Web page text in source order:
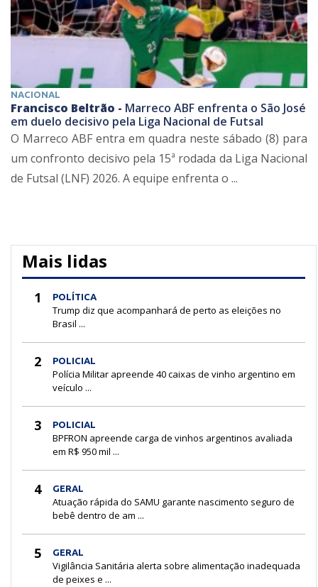
NACIONAL
Francisco Beltrão - Marreco ABF enfrenta o São José
em duelo decisivo pela Liga Nacional de Futsal
O Marreco ABF entra em quadra neste sábado (8) para
um confronto decisivo pela 15ª rodada da Liga Nacional
de Futsal (LNF) 2026. A equipe enfrenta o ...
Mais lidas
1 POLÍTICA
Trump diz que acompanhará de perto as eleições no
Brasil ...
2 POLICIAL
Polícia Militar apreende 40 caixas de vinho argentino em
veículo ...
3 POLICIAL
BPFRON apreende carga de vinhos argentinos avaliada
em R$ 950 mil ...
4 GERAL
Atuação rápida do SAMU garante nascimento seguro de
bebê dentro de am ...
5 GERAL
Vigilância Sanitária alerta sobre alimentação inadequada
de peixes e ...